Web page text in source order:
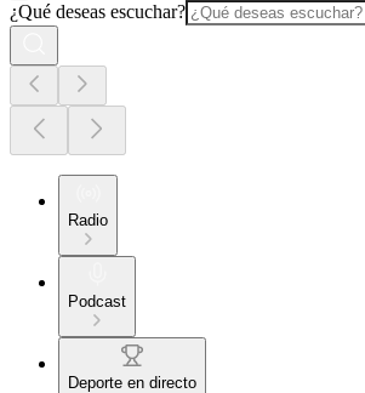
¿Qué deseas escuchar?
Radio
Podcast
Deporte en directo